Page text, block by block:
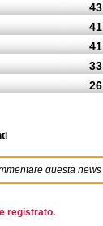
43
41
41
33
26
questa news
registrato.